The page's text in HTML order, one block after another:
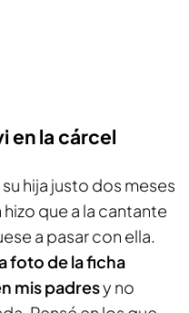
en la cárcel
hija justo dos meses
que a la cantante
a pasar con ella.
foto de la ficha
mis padresy no